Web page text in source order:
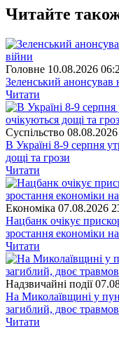
Читайте
Головне 10.08.2026
Зеленський анонсував
Читати
Суспiльство
В Україні 8-9 серпня
дощі та грози
Читати
Економіка 07.08.2026
Нацбанк очікує
зростання економіки
Читати
Надзвичайні події
На Миколаївщині у
загиблий, двоє
Читати